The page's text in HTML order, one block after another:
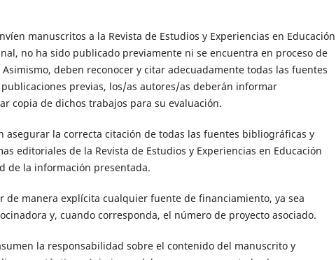
manuscritos a la Revista de Estudios y Experiencias en Educación
no ha sido publicado previamente ni se encuentra en proceso de
deben reconocer y citar adecuadamente todas las fuentes
previas, los/as autores/as deberán informar
copia de dichos trabajos para su evaluación.
asegurar la correcta citación de todas las fuentes bibliográficas y
editoriales de la Revista de Estudios y Experiencias en Educación
de la información presentada.
de manera explícita cualquier fuente de financiamiento, ya sea
y, cuando corresponda, el número de proyecto asociado.
la responsabilidad sobre el contenido del manuscrito y